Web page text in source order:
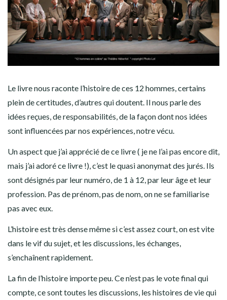
Le livre nous raconte l’histoire de ces 12 hommes, certains
plein de certitudes, d’autres qui doutent. Il nous parle des
idées reçues, de responsabilités, de la façon dont nos idées
sont influencées par nos expériences, notre vécu.
Un aspect que j’ai apprécié de ce livre ( je ne l’ai pas encore dit,
mais j’ai adoré ce livre !), c’est le quasi anonymat des jurés. Ils
sont désignés par leur numéro, de 1 à 12, par leur âge et leur
profession. Pas de prénom, pas de nom, on ne se familiarise
pas avec eux.
L’histoire est très dense même si c’est assez court, on est vite
dans le vif du sujet, et les discussions, les échanges,
s’enchaînent rapidement.
La fin de l’histoire importe peu. Ce n’est pas le vote final qui
compte, ce sont toutes les discussions, les histoires de vie qui